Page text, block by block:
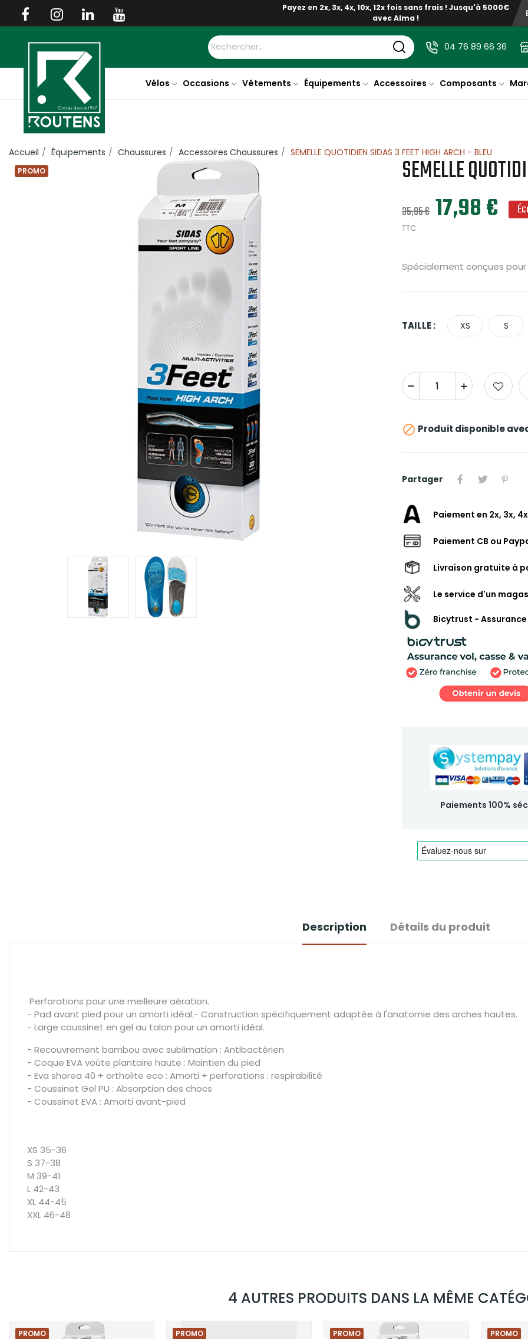
Payez en 2x, 3x, 4x, 10x, 12x fois sans frais ! Jusqu'à 5000€
avec Alma !
04 76 89 66 36
Vélos Occasions Vêtements Équipements Accessoires Composants
Accueil Équipements Chaussures Accessoires Chaussures SEMELLE QUOTIDIEN SIDAS 3 FEET HIGH ARCH - BLEU
PROMO SEMELLE
35,95 € 17,98 €
TTC
Spécialement conçues
TAILLE : XS S
 Produit disponible
Partager
Paiement en 2x, 3x,
Paiement CB ou
Livraison gratuite à
Le service d'un
Bicytrust -
Paiements 100%
Description Détails du produit
Perforations pour une meilleure aération.
- Pad avant pied pour un amorti idéal.- Construction spécifiquement adaptée à l'anatomie des arches hautes.
- Large coussinet en gel au talon pour un amorti idéal.
- Recouvrement bambou avec sublimation : Antibactérien
- Coque EVA voûte plantaire haute : Maintien du pied
- Eva shorea 40 + ortholite eco : Amorti + perforations : respirabilité
- Coussinet Gel PU : Absorption des chocs
- Coussinet EVA : Amorti avant-pied
XS 35-36
S 37-38
M 39-41
L 42-43
XL 44-45
XXL 46-48
4 AUTRES PRODUITS DANS LA MÊME
PROMO PROMO PROMO PROMO